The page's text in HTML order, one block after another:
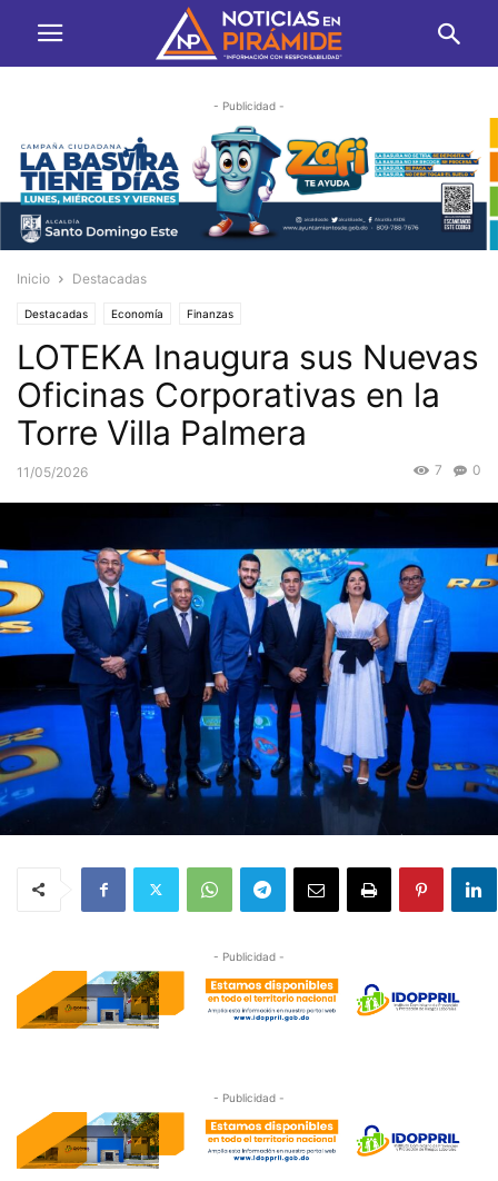
- Publicidad -
Inicio Destacadas
Destacadas Economía Finanzas
LOTEKA Inaugura sus Nuevas
Oficinas Corporativas en la
Torre Villa Palmera
11/05/2026 0
7
- Publicidad -
- Publicidad -